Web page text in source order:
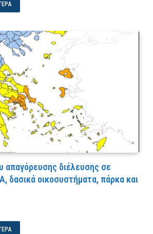
απαγόρευσης διέλευσης σε
δασικά οικοσυστήματα, πάρκα και